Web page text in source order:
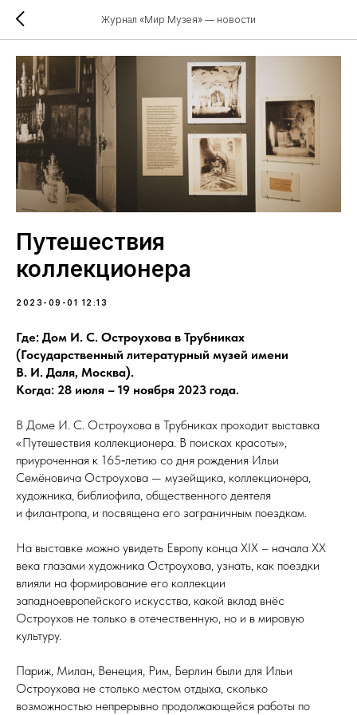
Журнал «Мир Музея» — новости
Путешествия
коллекционера
2023-09-01 12:13
Где: Дом И. С. Остроухова в Трубниках
(Государственный литературный музей имени
В. И. Даля, Москва).
Когда: 28 июля – 19 ноября 2023 года.
В Доме И. С. Остроухова в Трубниках проходит выставка
«Путешествия коллекционера. В поисках красоты»,
приуроченная к 165‑летию со дня рождения Ильи
Семёновича Остроухова — музейщика, коллекционера,
художника, библиофила, общественного деятеля
и филантропа, и посвящена его заграничным поездкам.
На выставке можно увидеть Европу конца XIX – начала ХХ
века глазами художника Остроухова, узнать, как поездки
влияли на формирование его коллекции
западноевропейского искусства, какой вклад внёс
Остроухов не только в отечественную, но и в мировую
культуру.
Париж, Милан, Венеция, Рим, Берлин были для Ильи
Остроухова не столько местом отдыха, сколько
возможностью непрерывно продолжающейся работы по